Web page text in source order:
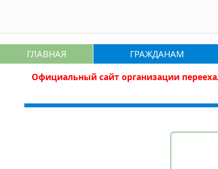
ГЛАВНАЯ
ГРАЖДАНАМ
Официальный сайт организации